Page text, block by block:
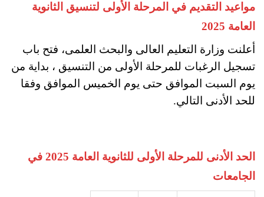
مواعيد التقديم في المرحلة الأولى لتنسيق الثانوية
العامة 2025
أعلنت وزارة التعليم العالى والبحث العلمى، فتح باب
تسجيل الرغبات للمرحلة الأولى من التنسيق ، بداية من
يوم السبت الموافق حتى يوم الخميس الموافق وفقا
للحد الأدنى التالي.
الحد الأدنى للمرحلة الأولى للثانوية العامة 2025 في
الجامعات